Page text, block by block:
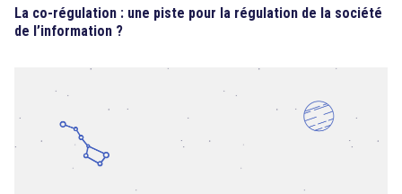
La co-régulation : une piste pour la régulation de la société
de l’information ?